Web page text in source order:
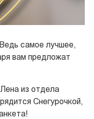
самое лучшее,
вам предложат
из отдела
Снегурочкой,